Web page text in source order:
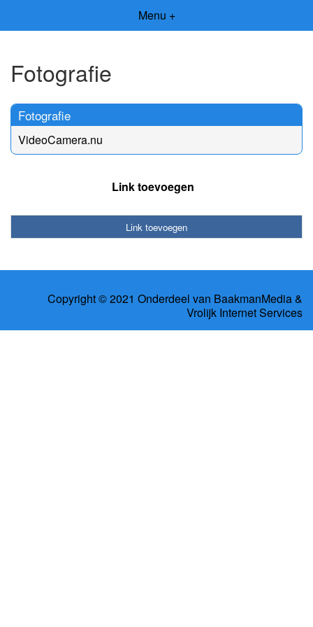
Menu +
Fotografie
Fotografie
VideoCamera.nu
Link toevoegen
Link toevoegen
Copyright © 2021 Onderdeel van BaakmanMedia&
Vrolijk Internet Services